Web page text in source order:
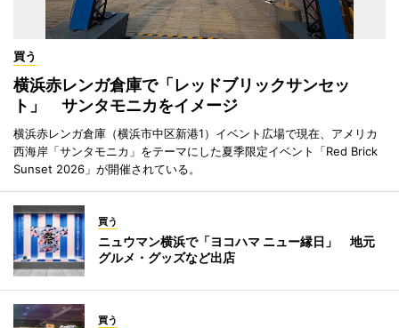
買う
横浜赤レンガ倉庫で「レッドブリックサンセッ
ト」 サンタモニカをイメージ
横浜赤レンガ倉庫（横浜市中区新港1）イベント広場で現在、アメリカ
西海岸「サンタモニカ」をテーマにした夏季限定イベント「Red Brick
Sunset 2026」が開催されている。
買う
ニュウマン横浜で「ヨコハマ ニュー縁日」 地元
グルメ・グッズなど出店
買う